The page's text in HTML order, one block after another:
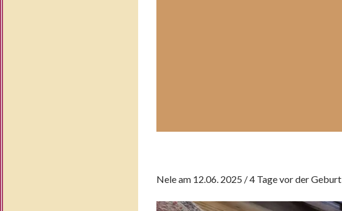
Nele am 12.06. 2025 / 4 Tage vor der Geburt